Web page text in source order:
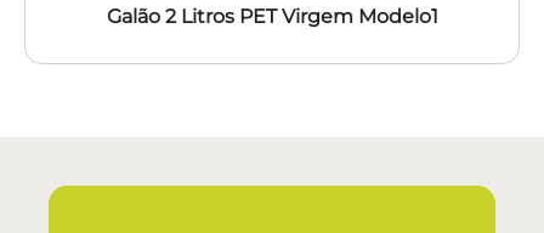
Galão 2 Litros PET Virgem Modelo1